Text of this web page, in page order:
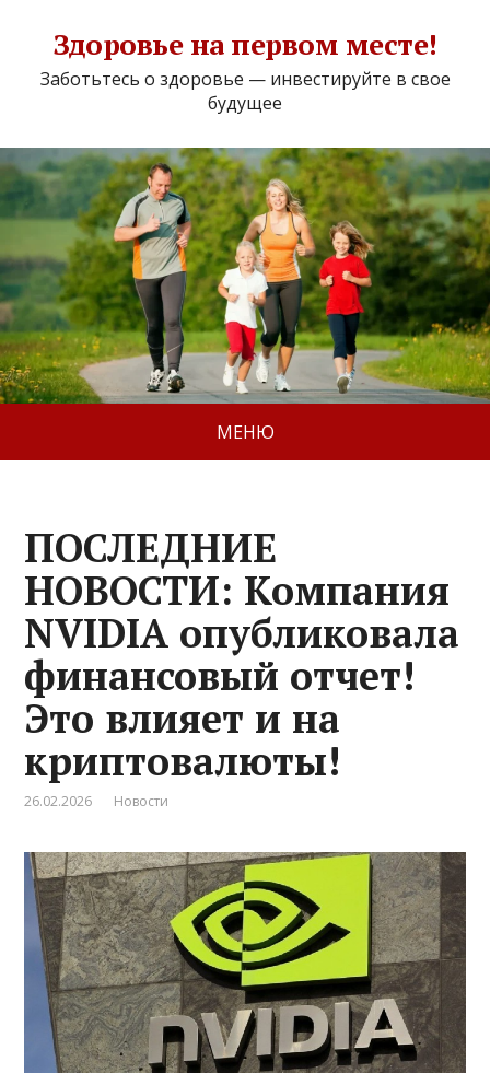
Здоровье на первом месте!
Заботьтесь о здоровье — инвестируйте в свое
будущее
МЕНЮ
ПОСЛЕДНИЕ
НОВОСТИ: Компания
NVIDIA опубликовала
финансовый отчет!
Это влияет и на
криптовалюты!
26.02.2026 Новости